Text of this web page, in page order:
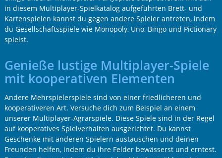
in diesem Multiplayer-Spielkatalog aufgeführten Brett- und
Kartenspielen kannst du gegen andere Spieler antreten, indem
du Gesellschaftsspiele wie Monopoly, Uno, Bingo und Pictionary
spielst.
Genieße lustige Multiplayer-Spiele
mit kooperativen Elementen
Andere Mehrspielerspiele sind von einer friedlicheren und
kooperativeren Art. Versuche dich zum Beispiel an einem
unserer Multiplayer-Agrarspiele. Diese Spiele sind in der Regel
auf kooperatives Spielverhalten ausgerichtet. Du kannst
Geschenke mit anderen Spielern austauschen und deinen
Freunden helfen, indem du ihre Felder bewässerst und erntest.